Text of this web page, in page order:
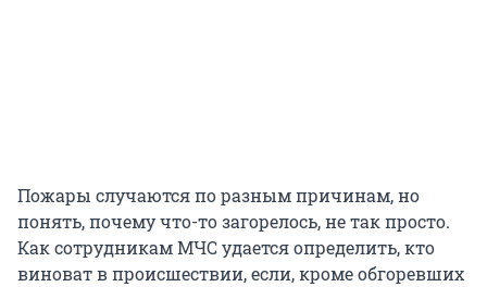
Пожары случаются по разным причинам, но
понять, почему что-то загорелось, не так просто.
Как сотрудникам МЧС удается определить, кто
виноват в происшествии, если, кроме обгоревших